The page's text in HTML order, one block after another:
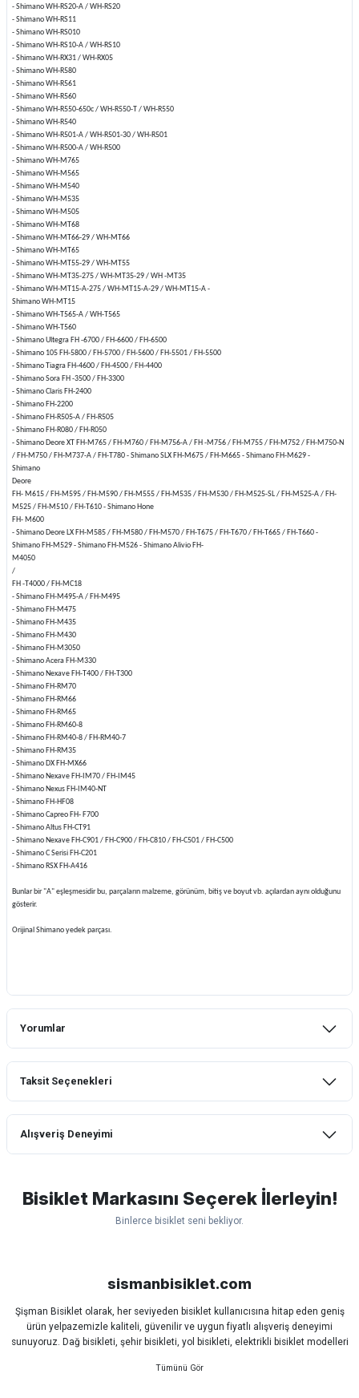
- Shimano WH-RS20-A / WH-RS20
- Shimano WH-RS11
- Shimano WH-RS010
- Shimano WH-RS10-A / WH-RS10
- Shimano WH-RX31 / WH-RX05
- Shimano WH-R580
- Shimano WH-R561
- Shimano WH-R560
- Shimano WH-R550-650c / WH-R550-T / WH-R550
- Shimano WH-R540
- Shimano WH-R501-A / WH-R501-30 / WH-R501
- Shimano WH-R500-A / WH-R500
- Shimano WH-M765
- Shimano WH-M565
- Shimano WH-M540
- Shimano WH-M535
- Shimano WH-M505
- Shimano WH-MT68
- Shimano WH-MT66-29 / WH-MT66
- Shimano WH-MT65
- Shimano WH-MT55-29 / WH-MT55
- Shimano WH-MT35-275 / WH-MT35-29 / WH -MT35
- Shimano WH-MT15-A-275 / WH-MT15-A-29 / WH-MT15-A -
Shimano WH-MT15
- Shimano WH-T565-A / WH-T565
- Shimano WH-T560
- Shimano Ultegra FH -6700 / FH-6600 / FH-6500
- Shimano 105 FH-5800 / FH-5700 / FH-5600 / FH-5501 / FH-5500
- Shimano Tiagra FH-4600 / FH-4500 / FH-4400
- Shimano Sora FH -3500 / FH-3300
- Shimano Claris FH-2400
- Shimano FH-2200
- Shimano FH-R505-A / FH-R505
- Shimano FH-R080 / FH-R050
- Shimano Deore XT FH-M765 / FH-M760 / FH-M756-A / FH -M756 / FH-M755 / FH-M752 / FH-M750-N
/ FH-M750 / FH-M737-A / FH-T780 - Shimano SLX FH-M675 / FH-M665 - Shimano FH-M629 -
Shimano
Deore
FH- M615 / FH-M595 / FH-M590 / FH-M555 / FH-M535 / FH-M530 / FH-M525-SL / FH-M525-A / FH-
M525 / FH-M510 / FH-T610 - Shimano Hone
FH- M600
- Shimano Deore LX FH-M585 / FH-M580 / FH-M570 / FH-T675 / FH-T670 / FH-T665 / FH-T660 -
Shimano FH-M529 - Shimano FH-M526 - Shimano Alivio FH-
M4050
/
FH -T4000 / FH-MC18
- Shimano FH-M495-A / FH-M495
- Shimano FH-M475
- Shimano FH-M435
- Shimano FH-M430
- Shimano FH-M3050
- Shimano Acera FH-M330
- Shimano Nexave FH-T400 / FH-T300
- Shimano FH-RM70
- Shimano FH-RM66
- Shimano FH-RM65
- Shimano FH-RM60-8
- Shimano FH-RM40-8 / FH-RM40-7
- Shimano FH-RM35
- Shimano DX FH-MX66
- Shimano Nexave FH-IM70 / FH-IM45
- Shimano Nexus FH-IM40-NT
- Shimano FH-HF08
- Shimano Capreo FH- F700
- Shimano Altus FH-CT91
- Shimano Nexave FH-C901 / FH-C900 / FH-C810 / FH-C501 / FH-C500
- Shimano C Serisi FH-C201
- Shimano RSX FH-A416
Bunlar bir "A" eşleşmesidir bu, parçaların malzeme, görünüm, bitiş ve boyut vb. açılardan aynı olduğunu
gösterir.
Orijinal Shimano yedek parçası.
Yorumlar
Taksit Seçenekleri
Alışveriş Deneyimi
lastik yanak kısmından 3cm yarıldı ama
normal sürüşe uygun
Bahriye Akay Tan | 21/07/2026
Siparişim problemsiz geldi teşekkürler.
Bisiklet Markasını Seçerek İlerleyin!
Binlerce bisiklet seni bekliyor.
sismanbisiklet.com
Şişman Bisiklet olarak, her seviyeden bisiklet kullanıcısına hitap eden geniş
ürün yelpazemizle kaliteli, güvenilir ve uygun fiyatlı alışveriş deneyimi
sunuyoruz. Dağ bisikleti, şehir bisikleti, yol bisikleti, elektrikli bisiklet modelleri
Sürüş keyfinizi artırmak için dünyanın önde gelen markalarına ait bisiklet